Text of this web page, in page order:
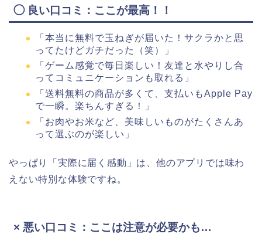
◯ 良い口コミ：ここが最高！！
「本当に無料で玉ねぎが届いた！サクラかと思
ってたけどガチだった（笑）」
「ゲーム感覚で毎日楽しい！友達と水やりし合
ってコミュニケーションも取れる」
「送料無料の商品が多くて、支払いもApple Pay
で一瞬。楽ちんすぎる！」
「お肉やお米など、美味しいものがたくさんあ
って選ぶのが楽しい」
やっぱり「実際に届く感動」は、他のアプリでは味わ
えない特別な体験ですね。
× 悪い口コミ：ここは注意が必要かも…